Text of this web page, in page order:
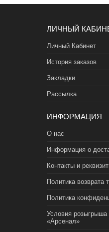
ЛИЧНЫЙ
Личный Кабинет
История заказов
Закладки
Рассылка
ИНФОРМАЦИЯ
О нас
Информация о
Контакты и
Политика возврата
Политика
Условия розыгрыша
«Арсенал»